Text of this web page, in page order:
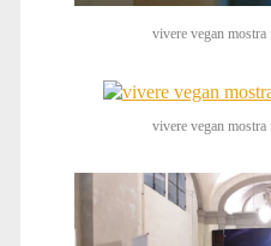
vivere vegan
vivere vegan